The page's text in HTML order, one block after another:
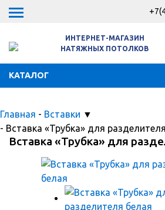
ИНТЕРНЕТ-МАГАЗИН
НАТЯЖНЫХ ПОТОЛКОВ
КАТАЛОГ
Главная - Вставки ▼
- Вставка «Трубка» для
Вставка «Трубка» для